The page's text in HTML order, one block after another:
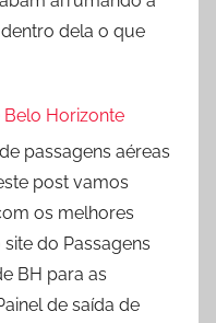
dela o que
Belo Horizonte
passagens aéreas
post vamos
os melhores
do Passagens
BH para as
de saída de